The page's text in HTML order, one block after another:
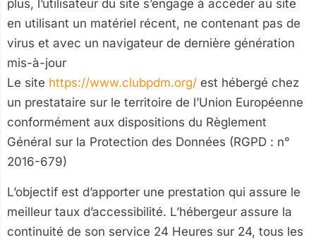
plus, l’utilisateur du site s’engage à accéder au site
en utilisant un matériel récent, ne contenant pas de
virus et avec un navigateur de dernière génération
mis-à-jour
Le site https://www.clubpdm.org/ est hébergé chez
un prestataire sur le territoire de l’Union Européenne
conformément aux dispositions du Règlement
Général sur la Protection des Données (RGPD : n°
2016-679)
L’objectif est d’apporter une prestation qui assure le
meilleur taux d’accessibilité. L’hébergeur assure la
continuité de son service 24 Heures sur 24, tous les